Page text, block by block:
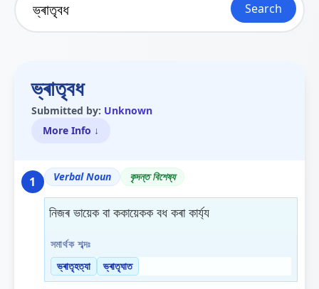
Search
ভ্ৰাতৃবধ
Submitted by: Unknown
More Info ↓
1 Verbal Noun কৃদন্ত বিশেষ্য
নিজৰ ভায়েক বা ককায়েকক বধ কৰা কাৰ্য্য
সমাৰ্থক শব্দঃ
ভ্ৰাতৃহত্যা
ভ্ৰাতৃঘাত